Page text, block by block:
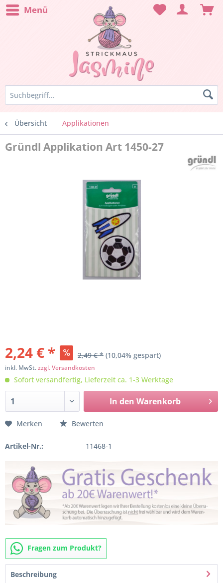
Menü
Übersicht Applikationen
Gründl Applikation Art 1450-27
2,24 € * 2,49 € * (10,04% gespart)
inkl. MwSt.zzgl. Versandkosten
Sofort versandfertig, Lieferzeit ca. 1-3 Werktage
In den Warenkorb
Merken Bewerten
Artikel-Nr.: 11468-1
Fragen zum Produkt?
Beschreibung